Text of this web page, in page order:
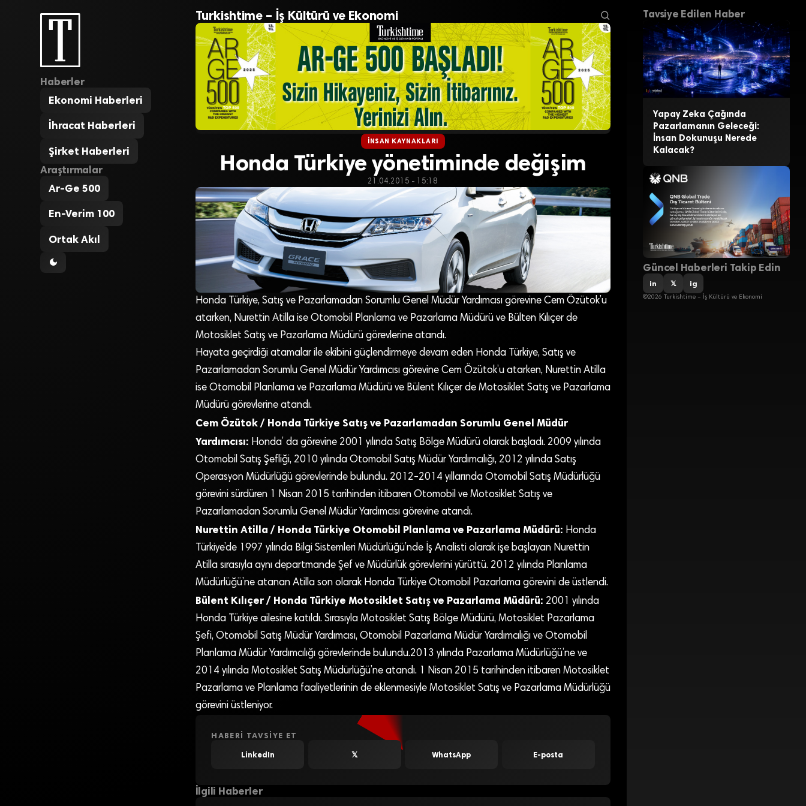
Haberler
Ekonomi Haberleri
İhracat Haberleri
Şirket Haberleri
Araştırmalar
Ar-Ge 500
En-Verim 100
Ortak Akıl
Turkishtime – İş Kültürü ve Ekonomi
İNSAN KAYNAKLARI
Honda Türkiye yönetiminde değişim
21.04.2015 - 15:18
Honda Türkiye, Satış ve Pazarlamadan Sorumlu Genel Müdür Yardımcısı görevine Cem Özütok’u
atarken, Nurettin Atilla ise Otomobil Planlama ve Pazarlama Müdürü ve Bülten Kılıçer de
Motosiklet Satış ve Pazarlama Müdürü görevlerine atandı.
Hayata geçirdiği atamalar ile ekibini güçlendirmeye devam eden Honda Türkiye, Satış ve
Pazarlamadan Sorumlu Genel Müdür Yardımcısı görevine Cem Özütok’u atarken, Nurettin Atilla
ise Otomobil Planlama ve Pazarlama Müdürü ve Bülent Kılıçer de Motosiklet Satış ve Pazarlama
Müdürü görevlerine atandı.
Cem Özütok / Honda Türkiye Satış ve Pazarlamadan Sorumlu Genel Müdür
Yardımcısı: Honda’ da görevine 2001 yılında Satış Bölge Müdürü olarak başladı. 2009 yılında
Otomobil Satış Şefliği, 2010 yılında Otomobil Satış Müdür Yardımcılığı, 2012 yılında Satış
Operasyon Müdürlüğü görevlerinde bulundu. 2012-2014 yıllarında Otomobil Satış Müdürlüğü
görevini sürdüren 1 Nisan 2015 tarihinden itibaren Otomobil ve Motosiklet Satış ve
Pazarlamadan Sorumlu Genel Müdür Yardımcısı görevine atandı.
Nurettin Atilla / Honda Türkiye Otomobil Planlama ve Pazarlama Müdürü: Honda
Türkiye’de 1997 yılında Bilgi Sistemleri Müdürlüğü’nde İş Analisti olarak işe başlayan Nurettin
Atilla sırasıyla aynı departmande Şef ve Müdürlük görevlerini yürüttü. 2012 yılında Planlama
Müdürlüğü’ne atanan Atilla son olarak Honda Türkiye Otomobil Pazarlama görevini de üstlendi.
Bülent Kılıçer / Honda Türkiye Motosiklet Satış ve Pazarlama Müdürü: 2001 yılında
Honda Türkiye ailesine katıldı. Sırasıyla Motosiklet Satış Bölge Müdürü, Motosiklet Pazarlama
Şefi, Otomobil Satış Müdür Yardımcısı, Otomobil Pazarlama Müdür Yardımcılığı ve Otomobil
Planlama Müdür Yardımcılığı görevlerinde bulundu.2013 yılında Pazarlama Müdürlüğü’ne ve
2014 yılında Motosiklet Satış Müdürlüğü’ne atandı. 1 Nisan 2015 tarihinden itibaren Motosiklet
Pazarlama ve Planlama faaliyetlerinin de eklenmesiyle Motosiklet Satış ve Pazarlama Müdürlüğü
görevini üstleniyor.
HABERI TAVSIYE ET
LinkedIn 𝕏 WhatsApp E-posta
İlgili Haberler
Tavsiye Edilen Haber
Yapay Zeka Çağında
Pazarlamanın Geleceği:
İnsan Dokunuşu Nerede
Kalacak?
Güncel Haberleri Takip Edin
in 𝕏 ig
©2026 Turkishtime – İş Kültürü ve Ekonomi